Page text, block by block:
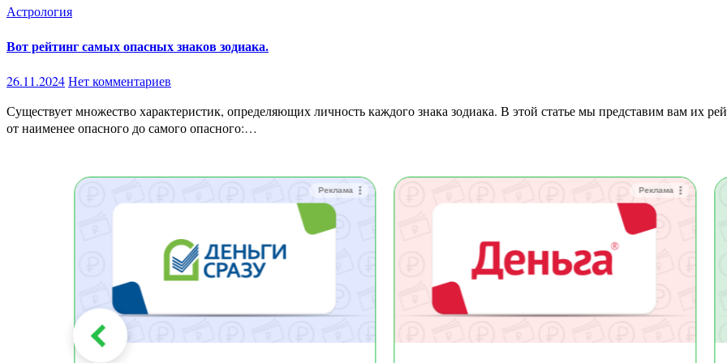
Астрология
Вот рейтинг самых опасных знаков зодиака.
26.11.2024Нет комментариев
Существует множество характеристик, определяющих личность каждого знака зодиака. В этой статье мы представим вам их рейтинг. Насколько опасен ваш знак? Вот рейтинг знаков зодиака
от наименее опасного до самого опасного:…
Реклама Реклама